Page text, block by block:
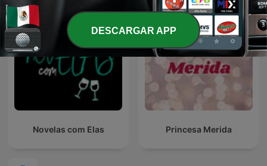
Novelas com Elas Princesa Merida
DESCARGAR APP